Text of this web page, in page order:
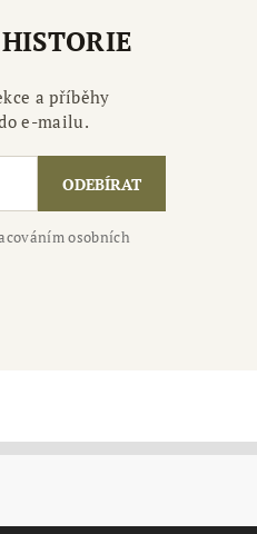
a příběhy
e-mailu.
ODEBÍRAT
osobních